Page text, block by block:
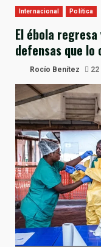
Internacional Política
El ébola
defensas que lo
Rocío Benítez